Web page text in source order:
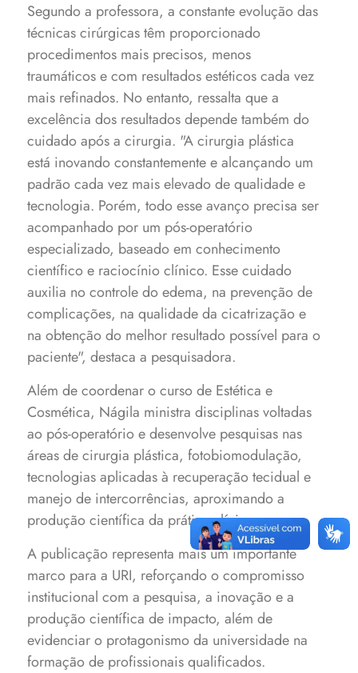
Segundo a professora, a constante evolução das
técnicas cirúrgicas têm proporcionado
procedimentos mais precisos, menos
traumáticos e com resultados estéticos cada vez
mais refinados. No entanto, ressalta que a
excelência dos resultados depende também do
cuidado após a cirurgia. "A cirurgia plástica
está inovando constantemente e alcançando um
padrão cada vez mais elevado de qualidade e
tecnologia. Porém, todo esse avanço precisa ser
acompanhado por um pós-operatório
especializado, baseado em conhecimento
científico e raciocínio clínico. Esse cuidado
auxilia no controle do edema, na prevenção de
complicações, na qualidade da cicatrização e
na obtenção do melhor resultado possível para o
paciente", destaca a pesquisadora.
Além de coordenar o curso de Estética e
Cosmética, Nágila ministra disciplinas voltadas
ao pós-operatório e desenvolve pesquisas nas
áreas de cirurgia plástica, fotobiomodulação,
tecnologias aplicadas à recuperação tecidual e
manejo de intercorrências, aproximando a
produção científica da prática clínica.
A publicação representa mais um importante
marco para a URI, reforçando o compromisso
institucional com a pesquisa, a inovação e a
produção científica de impacto, além de
evidenciar o protagonismo da universidade na
formação de profissionais qualificados.